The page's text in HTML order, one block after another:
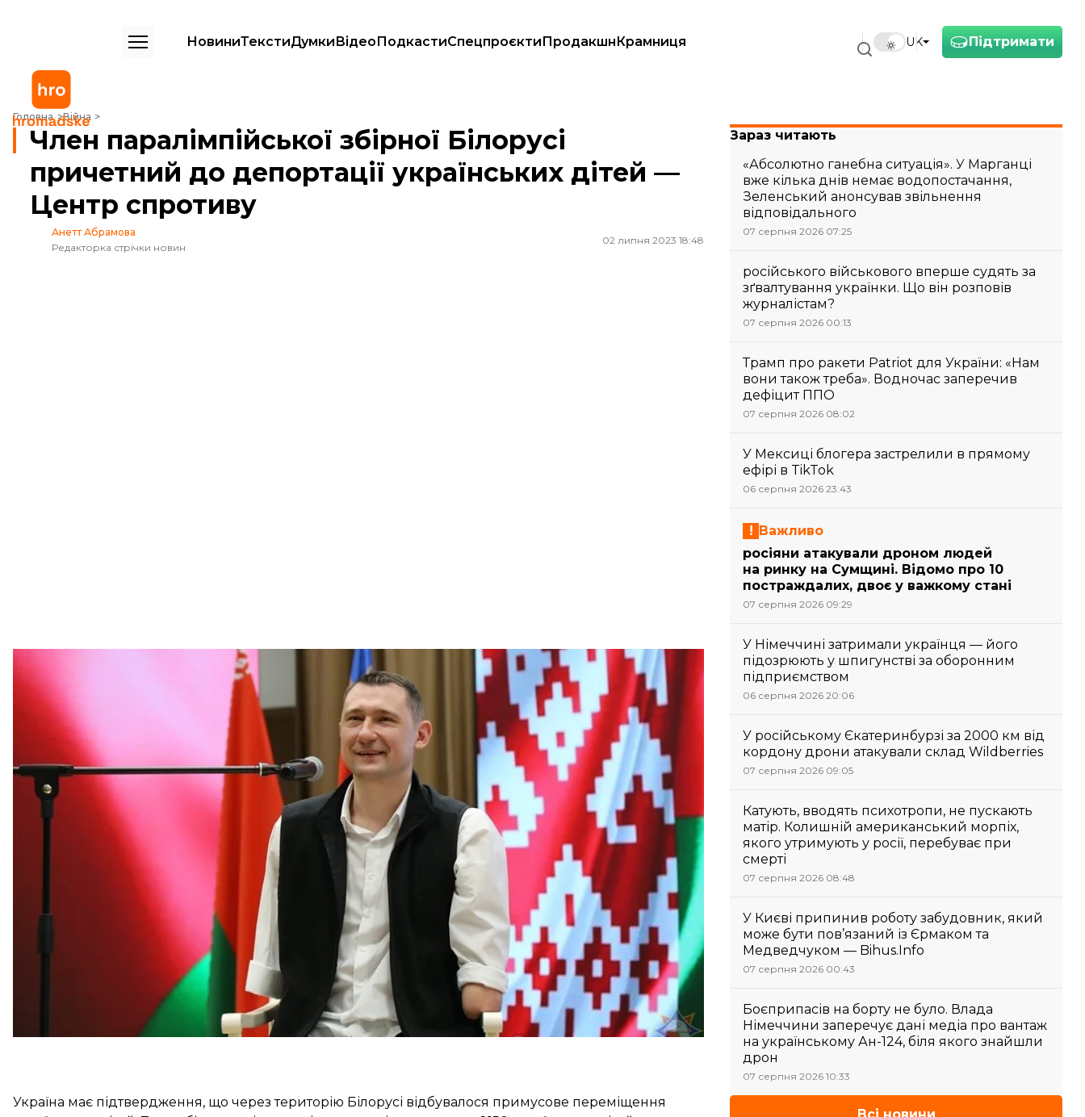
Підтримати
UK
НовиниТекстиДумкиВідеоПодкастиСпецпроєктиПродакшнКрамниця
Головна Війна
Член паралімпійської збірної Білорусі причетний до депортації українських дітей — Центр спротиву
Член паралімпійської збірної Білорусі
причетний до депортації українських дітей —
Центр спротиву
Анетт Абрамова
Редакторка стрічки новин
02 липня 2023 18:48
Член національної паралімпійської збірної команди Білорусі Олексій Талай
Алексей Талай / Facebook
Гендиректор російського благодійного фонду «Поверь в себя» та член національної
паралімпійської збірної команди Білорусі Олексій Талай може бути причетним до незаконного
вивезення дітей з України.
Про цеповідомляє
Центр національного спротиву.
За даними підпільників, чоловік організовує вивезення дітей із тимчасово окупованих територій
сходу України до Білорусі.
«Депортація та викрадення дітей — це одна з ключових ознак геноциду української нації», —
наголошують у ЦНС і додають, що Талай
«не зможе уникнути відповідальності й понесе покарання за
Україна має підтвердження, що через територію Білорусі відбувалося примусове переміщення
Зараз читають
«Абсолютно ганебна ситуація». У Марганці
вже кілька днів немає водопостачання,
Зеленський анонсував звільнення
відповідального
07 серпня 2026 07:25
російського військового вперше судять за
зґвалтування українки. Що він розповів
журналістам?
07 серпня 2026 00:13
Трамп про ракети Patriot для України: «Нам
вони також треба». Водночас заперечив
дефіцит ППО
07 серпня 2026 08:02
У Мексиці блогера застрелили в прямому
ефірі в TikTok
06 серпня 2026 23:43
Важливо
росіяни атакували дроном людей
на ринку на Сумщині. Відомо про 10
постраждалих, двоє у важкому стані
07 серпня 2026 09:29
У Німеччині затримали українця — його
підозрюють у шпигунстві за оборонним
підприємством
06 серпня 2026 20:06
У російському Єкатеринбурзі за 2000 км від
кордону дрони атакували склад Wildberries
07 серпня 2026 09:05
Катують, вводять психотропи, не пускають
матір. Колишній американський морпіх,
якого утримують у росії, перебуває при
смерті
07 серпня 2026 08:48
У Києві припинив роботу забудовник, який
може бути пов’язаний із Єрмаком та
Медведчуком — Bihus.Info
07 серпня 2026 00:43
Боєприпасів на борту не було. Влада
Німеччини заперечує дані медіа про вантаж
на українському Ан-124, біля якого знайшли
дрон
07 серпня 2026 10:33